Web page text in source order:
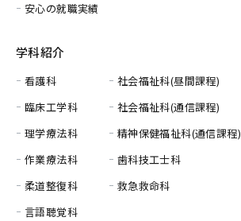
安心の就職実績
学科紹介
看護科
臨床工学科
理学療法科
作業療法科
柔道整復科
言語聴覚科
社会福祉科(昼間課程)
社会福祉科(通信課程)
精神保健福祉科(通信課程)
歯科技工士科
救急救命科